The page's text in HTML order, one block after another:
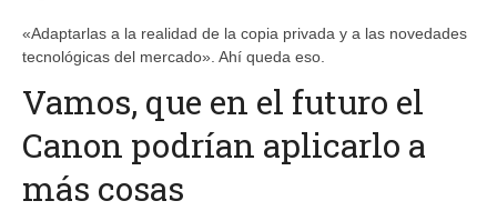
«Adaptarlas a la realidad de la copia privada y a las novedades
tecnológicas del mercado». Ahí queda eso.
Vamos, que en el futuro el
Canon podrían aplicarlo a
más cosas